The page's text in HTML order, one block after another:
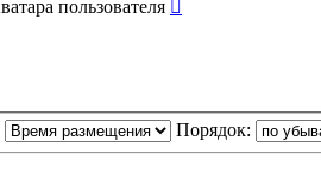
Порядок: